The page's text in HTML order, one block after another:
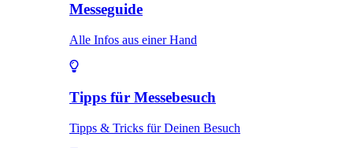
Messeguide
Alle Infos aus einer Hand
Tipps für Messebesuch
Tipps & Tricks für Deinen Besuch